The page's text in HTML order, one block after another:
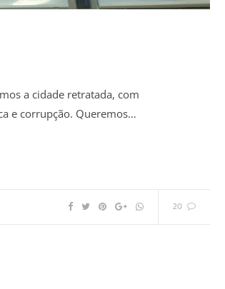
a cidade retratada, com
e corrupção. Queremos…
20